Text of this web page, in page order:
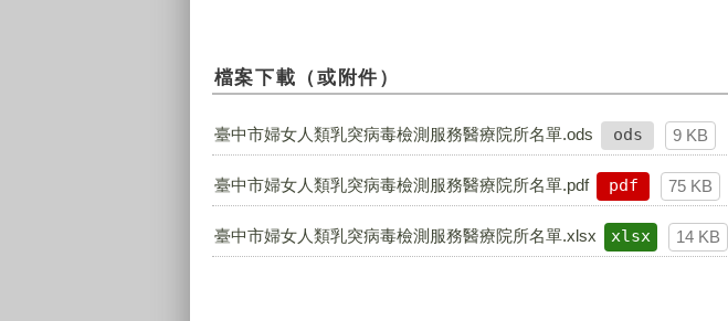
檔案下載（或附件）
臺中市婦女人類乳突病毒檢測服務醫療院所名單.ods ods 9 KB
臺中市婦女人類乳突病毒檢測服務醫療院所名單.pdf pdf 75 KB
臺中市婦女人類乳突病毒檢測服務醫療院所名單.xlsx xlsx 14 KB